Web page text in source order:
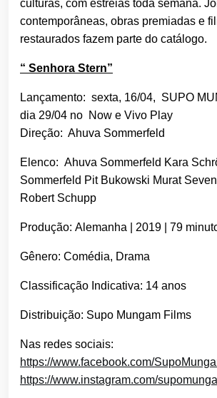
culturas, com estreias toda semana.
contemporâneas, obras premiadas e
restaurados fazem parte do catálogo.
“ Senhora Stern”
Lançamento: sexta, 16/04, SUPO
dia 29/04 no Now e Vivo Play
Direção: Ahuva Sommerfeld
Elenco: Ahuva Sommerfeld Kara
Sommerfeld Pit Bukowski Murat
Robert Schupp
Produção: Alemanha | 2019 | 79
Gênero: Comédia, Drama
Classificação Indicativa: 14 anos
Distribuição: Supo Mungam Films
Nas redes sociais:
https://www.facebook.com/
https://www.instagram.com/